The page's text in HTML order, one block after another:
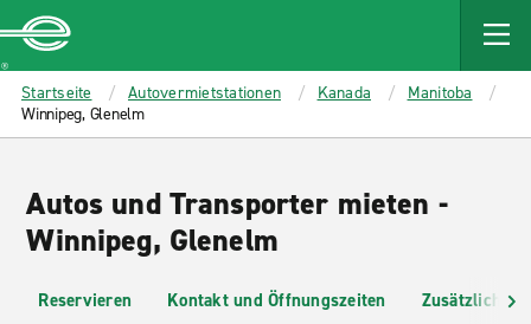
MAIN
CONTENT
Enterprise
Startseite Autovermietstationen Kanada
Manitoba
Winnipeg, Glenelm
Autos und Transporter mieten -
Winnipeg, Glenelm
Reservieren Kontakt und Öffnungszeiten Zusätzliche